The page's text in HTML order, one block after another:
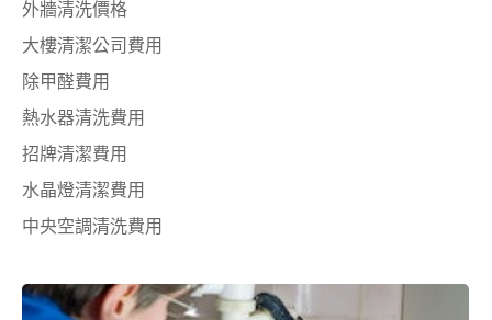
外牆清洗價格
大樓清潔公司費用
除甲醛費用
熱水器清洗費用
招牌清潔費用
水晶燈清潔費用
中央空調清洗費用